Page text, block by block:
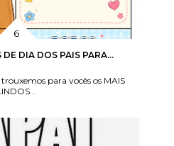
DIA DOS PAIS PARA...
para vocês os MAIS